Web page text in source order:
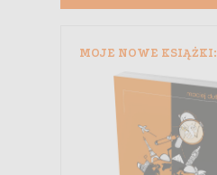
MOJE NOWE KSIĄŻKI: